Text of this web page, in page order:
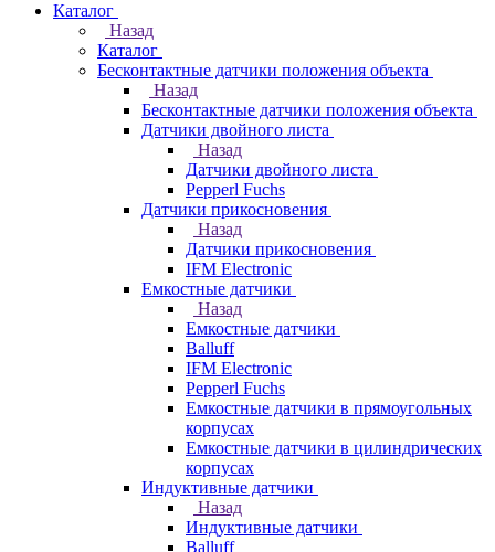
Каталог
Назад
Каталог
Бесконтактные датчики положения объекта
Назад
Бесконтактные датчики положения объекта
Датчики двойного листа
Назад
Датчики двойного листа
Pepperl Fuchs
Датчики прикосновения
Назад
Датчики прикосновения
IFM Electronic
Емкостные датчики
Назад
Емкостные датчики
Balluff
IFM Electronic
Pepperl Fuchs
Емкостные датчики в прямоугольных
корпусах
Емкостные датчики в цилиндрических
корпусах
Индуктивные датчики
Назад
Индуктивные датчики
Balluff